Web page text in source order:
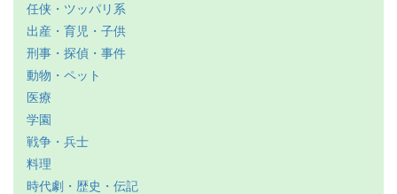
任侠・ツッパリ系
出産・育児・子供
刑事・探偵・事件
動物・ペット
医療
学園
戦争・兵士
料理
時代劇・歴史・伝記